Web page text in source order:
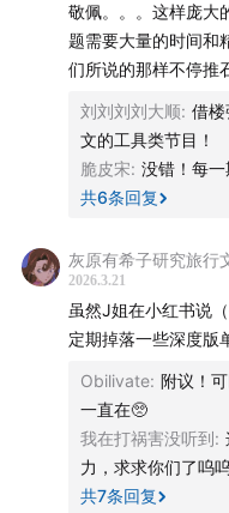
庞大的权贵网络，包
报圈、时尚圈、学术
层层调查则说明，这张
已将世界上一些最有权
爱泼斯坦案是一场持续
与“社会性矫正的力量”
而当《爱泼斯坦档案透
光，爱泼斯坦案也是对
俱乐部、聚会等私人场
交易。而权贵世界占据
策，是世界的一种运
态、生活方式和心理状
敬佩。。。这样庞大
题需要大量的时间和
们所说的那样不停推
刘刘刘刘大顺: 借
文的工具类节目！
脆皮宋: 没错！每一
共6条回复
灰原有希子研究旅行
2026.3.21
虽然J姐在小红书说
定期掉落一些深度版
Obilivate: 附议！
一直在🥺
我在打祸害没听到:
力，求求你们了呜
共7条回复